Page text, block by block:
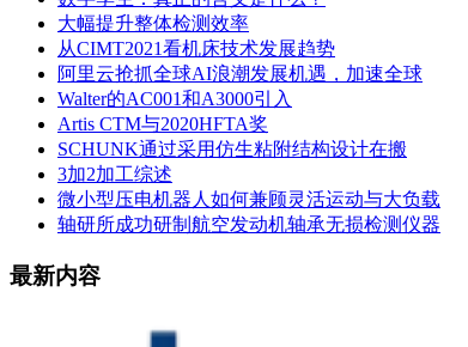
大幅提升整体检测效率
从CIMT2021看机床技术发展趋势
阿里云抢抓全球AI浪潮发展机遇，加速全球
Walter的AC001和A3000引入
Artis CTM与2020HFTA奖
SCHUNK通过采用仿生粘附结构设计在搬
3加2加工综述
微小型压电机器人如何兼顾灵活运动与大负载
轴研所成功研制航空发动机轴承无损检测仪器
最新内容